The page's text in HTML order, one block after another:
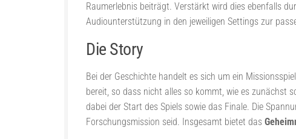
Raumerlebnis beiträgt. Verstärkt wird dies ebenfalls
Audiounterstützung in den jeweiligen Settings zur
Die Story
Bei der Geschichte handelt es sich um ein
bereit, so dass nicht alles so kommt, wie es zunächst
dabei der Start des Spiels sowie das Finale. Die
Forschungsmission seid. Insgesamt bietet das